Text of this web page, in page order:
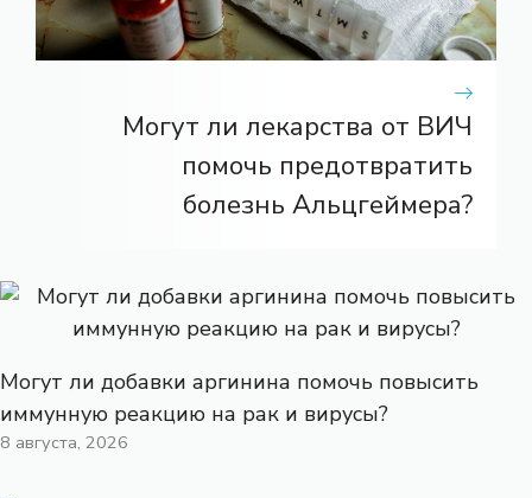
Могут ли лекарства от ВИЧ
помочь предотвратить
болезнь Альцгеймера?
Могут ли добавки аргинина помочь повысить
иммунную реакцию на рак и вирусы?
8 августа, 2026